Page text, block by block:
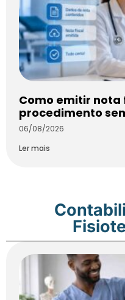
Como emitir nota
procedimento
06/08/2026
Ler mais